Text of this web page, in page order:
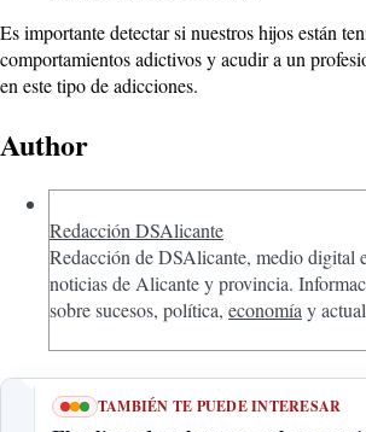
Es importante detectar si nuestros hijos están
comportamientos adictivos y acudir a un
en este tipo de adicciones.
Author
Redacción DSAlicante
Redacción de DSAlicante, medio digital
noticias de Alicante y provincia.
sobre sucesos, política, economíay
TAMBIÉN TE PUEDE INTERESAR